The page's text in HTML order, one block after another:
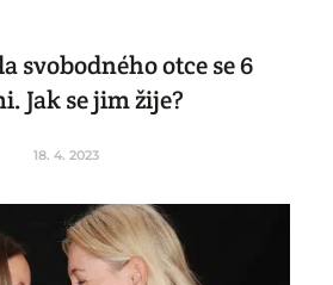
svobodného otce se 6
Jak se jim žije?
18. 4. 2023